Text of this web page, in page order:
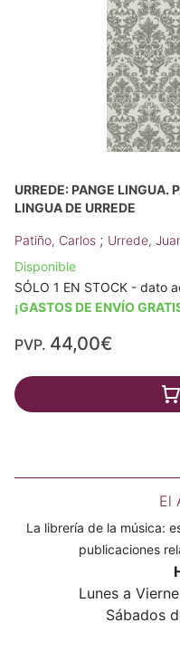
URREDE: PANGE LINGUA.
LINGUA DE URREDE
Patiño, Carlos ; Urrede,
Disponible
SÓLO 1 EN STOCK - dato
¡GASTOS DE ENVÍO
PVP. 44,00€
El
La librería de la música:
publicaciones
Lunes a
Sábados